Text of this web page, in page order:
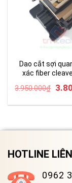
Dao cắt sợi
xác fiber
3.950.000₫
HOTLINE
0962